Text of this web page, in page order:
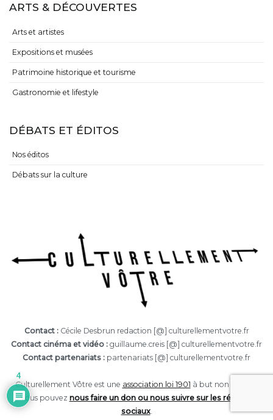
ARTS & DÉCOUVERTES
Arts et artistes
Expositions et musées
Patrimoine historique et tourisme
Gastronomie et lifestyle
DÉBATS ET ÉDITOS
Nos éditos
Débats sur la culture
Contact :Cécile Desbrun redaction [@] culturellementvotre.fr
Contact cinéma et vidéo : guillaume.creis [@] culturellementvotre.fr
Contact partenariats : partenariats [@] culturellementvotre.fr
Culturellement Vôtre est une association loi 1901 à but non lucratif.
Vous pouvez nous faire un don ou nous suivre sur les réseaux
sociaux.
4